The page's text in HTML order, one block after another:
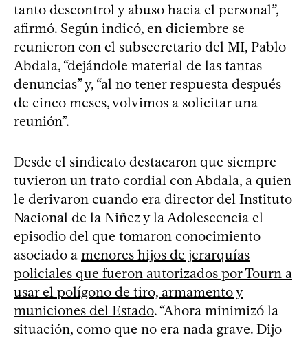
tanto descontrol y abuso hacia el personal”,
afirmó. Según indicó, en diciembre se
reunieron con el subsecretario del MI, Pablo
Abdala, “dejándole material de las tantas
denuncias” y, “al no tener respuesta después
de cinco meses, volvimos a solicitar una
reunión”.
Desde el sindicato destacaron que siempre
tuvieron un trato cordial con Abdala, a quien
le derivaron cuando era director del Instituto
Nacional de la Niñez y la Adolescencia el
episodio del que tomaron conocimiento
asociado a menores hijos de jerarquías
policiales que fueron autorizados por Tourn a
usar el polígono de tiro, armamento y
municiones del Estado. “Ahora minimizó la
situación, como que no era nada grave. Dijo